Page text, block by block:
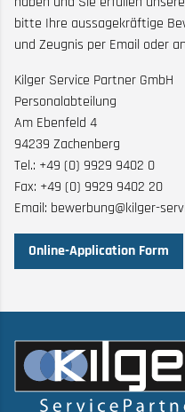
bitte Ihre aussagekräftige
und Zeugnis per Email oder
Kilger Service Partner GmbH
Personalabteilung
Am Ebenfeld 4
94239 Zachenberg
Tel.: +49 (0) 9929 9402 0
Fax: +49 (0) 9929 9402 20
Email: bewerbung@kilger-
Online-Application Form